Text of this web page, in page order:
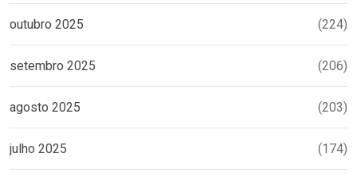
outubro 2025 (224)
setembro 2025 (206)
agosto 2025 (203)
julho 2025 (174)